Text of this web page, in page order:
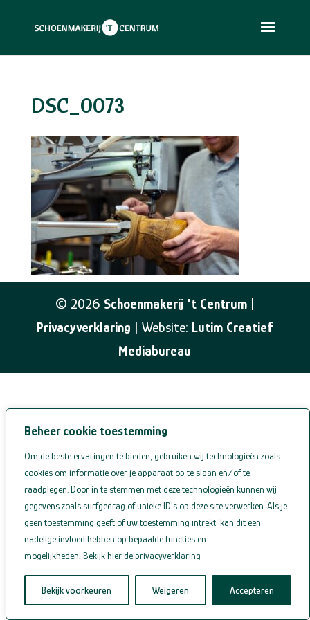
Beheer cookie toestemming
Om de beste ervaringen te bieden, gebruiken wij technologieën zoals
cookies om informatie over je apparaat op te slaan en/of te
raadplegen. Door in te stemmen met deze technologieën kunnen wij
gegevens zoals surfgedrag of unieke ID's op deze site verwerken. Als je
geen toestemming geeft of uw toestemming intrekt, kan dit een
nadelige invloed hebben op bepaalde functies en
mogelijkheden. Bekijk hier de privacyverklaring
Bekijk voorkeuren Weigeren Accepteren
DSC_0073
© 2026 Schoenmakerij 't Centrum|
Privacyverklaring | Website: Lutim Creatief
Mediabureau